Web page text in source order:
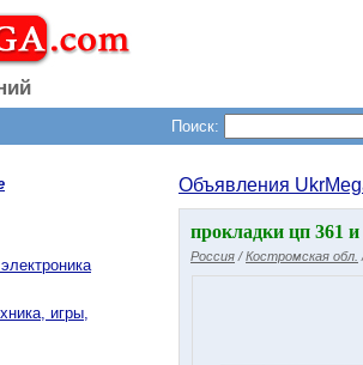
Поиск:
игры,
Объявления
прокладки цп 361
Россия /Костромская обл.